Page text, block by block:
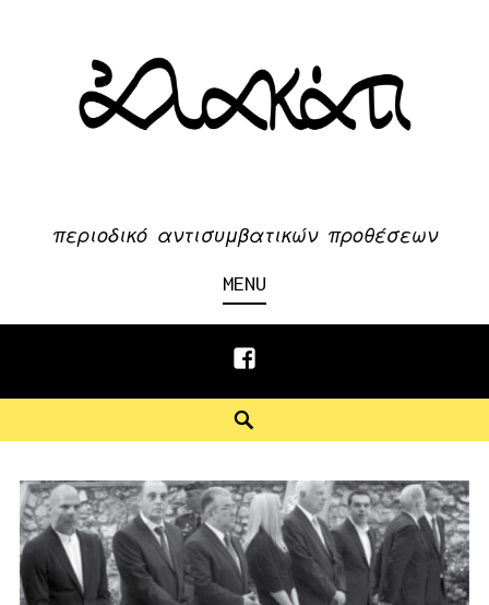
περιοδικό αντισυμβατικών προθέσεων
MENU
Facebook